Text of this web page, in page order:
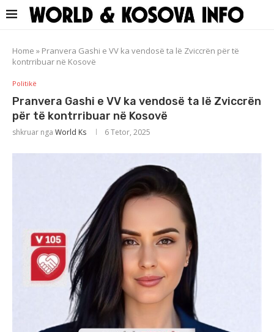
Home » Pranvera Gashi e VV ka vendosë ta lë Zviccrën për të
kontrribuar në Kosovë
Politikë
Pranvera Gashi e VV ka vendosë ta lë Zviccrën
për të kontrribuar në Kosovë
shkruar nga World Ks 6 Tetor, 2025